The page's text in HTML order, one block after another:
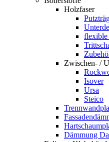
Holzfaser
flexible
Zwischen- /
Isover
Ursa
Steico
Dämmung